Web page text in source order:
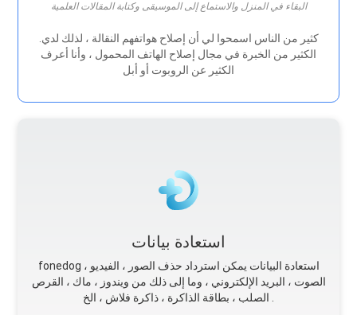
البقاء في المنزل والاستماع إلى الموسيقى وكتابة المقالات العلمية
.كثير من الناس اسمحوا لي أن إصلاح هواتفهم النقالة ، لذلك لدي
الكثير من الخبرة في مجال إصلاح الهاتف المحمول ، وأنا أعرف
الكثير عن الروبوت أو أبل
استعادة بيانات
fonedog استعادة البيانات يمكن استرداد حذف الصور ، الفيديو ،
الصوت ، البريد الإلكتروني ، وما إلى ذلك من ويندوز ، ماك ، القرص
الصلب ، بطاقة الذاكرة ، ذاكرة فلاش ، الخ .